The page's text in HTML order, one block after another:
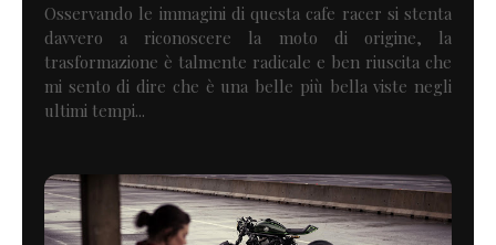
Osservando le immagini di questa cafe racer si stenta
davvero a riconoscere la moto di origine, la
trasformazione è talmente radicale e ben riuscita che
mi sento di dire che è una belle più bella viste negli
ultimi tempi...